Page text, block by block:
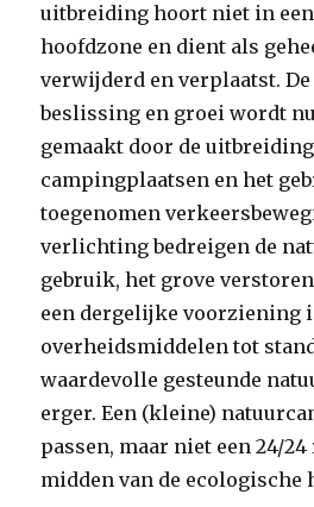
uitbreiding hoort niet in
hoofdzone en dient als
verwijderd en verplaatst.
beslissing en groei wordt
gemaakt door de
campingplaatsen en het
toegenomen
verlichting bedreigen de
gebruik, het grove
een dergelijke voorziening
overheidsmiddelen tot
waardevolle gesteunde
erger. Een (kleine)
passen, maar niet een 24/
midden van de ecologische